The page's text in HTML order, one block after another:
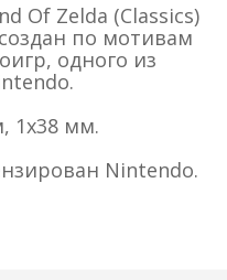
Of Zelda (Classics)
по мотивам
одного из
1х38 мм.
Nintendo.